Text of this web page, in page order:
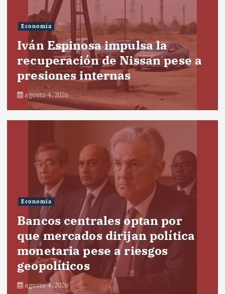
Economía
Iván Espinosa impulsa la
recuperación de Nissan pese a
presiones internas
agosto 4, 2026
Economía
Bancos centrales optan por
que mercados dirijan política
monetaria pese a riesgos
geopolíticos
agosto 4, 2026